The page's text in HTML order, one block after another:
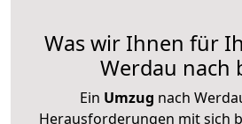
Was wir Ihnen für
Werdau nach
Ein Umzug nach
Herausforderungen mit sich